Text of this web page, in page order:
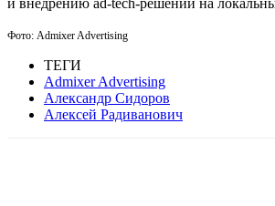
Фото: Admixer Advertising
ТЕГИ
Admixer Advertising
Александр Сидоров
Алексей Радиванович